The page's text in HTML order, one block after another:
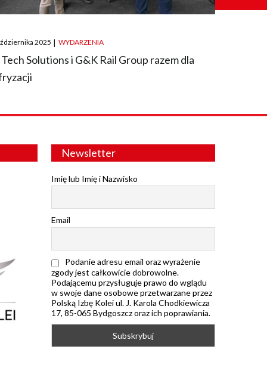
2025 | WYDARZENIA
Tech Solutions i G&K Rail Group razem dla
Newsletter
Imię lub Imię i Nazwisko
Email
Podanie adresu email oraz wyrażenie
zgody jest całkowicie dobrowolne.
Podającemu przysługuje prawo do wglądu
w swoje dane osobowe przetwarzane przez
Polską Izbę Kolei ul. J. Karola Chodkiewicza
17, 85-065 Bydgoszcz oraz ich poprawiania.